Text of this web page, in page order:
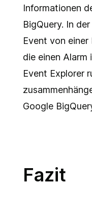
Informationen
BigQuery. In
Event von
die einen
Event Explorer
Google
Fazit